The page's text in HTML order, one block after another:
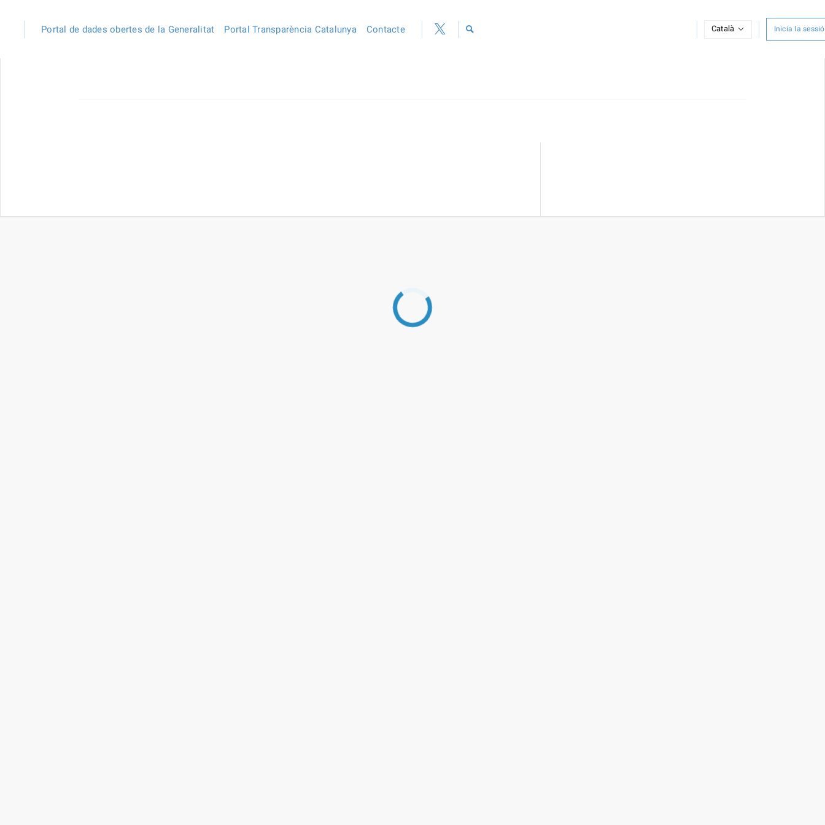
Portal de dades obertes de la Generalitat Portal Transparència Catalunya Contacte Català Inicia la sessió